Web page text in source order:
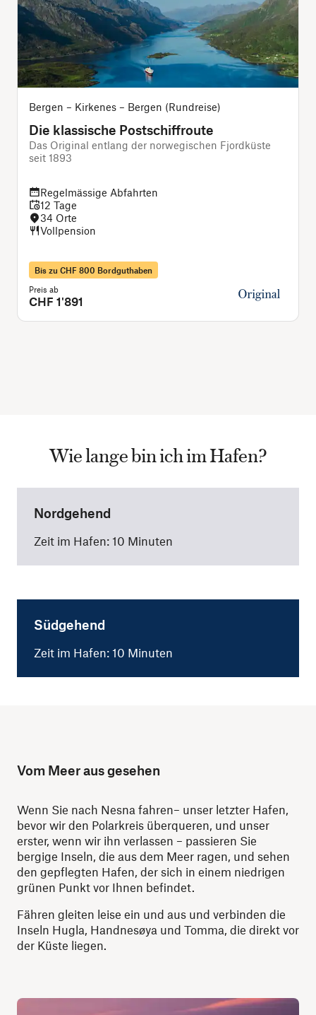
Bergen – Kirkenes – Bergen (Rundreise)
Die klassische Postschiffroute
Das Original entlang der norwegischen Fjordküste
seit 1893
Regelmässige Abfahrten
12 Tage
34 Orte
Vollpension
Bis zu CHF 800 Bordguthaben
Preis ab
CHF 1'891
Wie lange bin ich im Hafen?
Nordgehend
Zeit im Hafen: 10 Minuten
Südgehend
Zeit im Hafen: 10 Minuten
Vom Meer aus gesehen
Wenn Sie nach Nesna fahren– unser letzter Hafen,
bevor wir den Polarkreis überqueren, und unser
erster, wenn wir ihn verlassen – passieren Sie
bergige Inseln, die aus dem Meer ragen, und sehen
den gepflegten Hafen, der sich in einem niedrigen
grünen Punkt vor Ihnen befindet.
Fähren gleiten leise ein und aus und verbinden die
Inseln Hugla, Handnesøya und Tomma, die direkt vor
der Küste liegen.